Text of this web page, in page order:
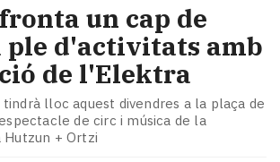
un cap de
ple d'activitats amb
de l'Elektra
lloc aquest divendres a la plaça de
de circ i música de la
Hutzun + Ortzi